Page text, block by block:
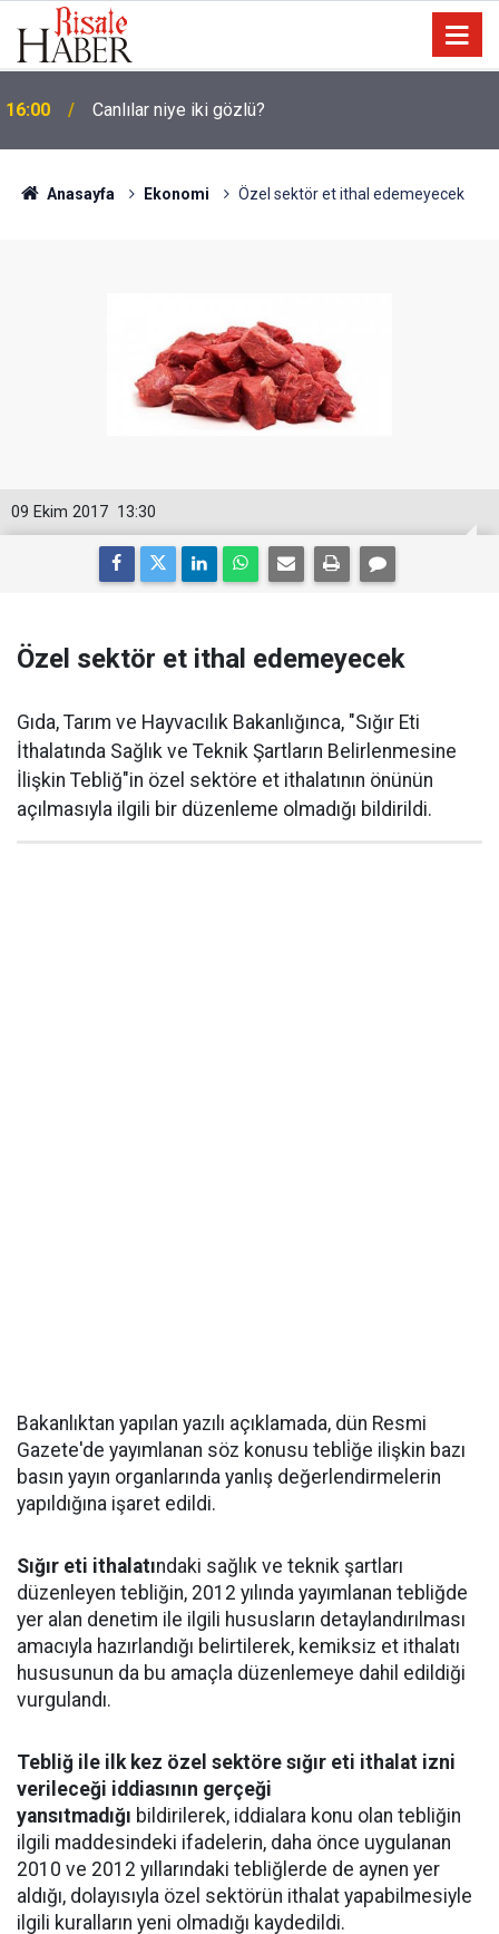
15:35 Sosyal medya, derslerde başarısızlığa yol açıyor
Anasayfa Ekonomi Özel sektör et ithal edemeyecek
13:30
09 Ekim 2017
Özel sektör et ithal edemeyecek
Gıda, Tarım ve Hayvacılık Bakanlığınca, "Sığır Eti
İthalatında Sağlık ve Teknik Şartların Belirlenmesine
İlişkin Tebliğ"in özel sektöre et ithalatının önünün
açılmasıyla ilgili bir düzenleme olmadığı bildirildi.
Bakanlıktan yapılan yazılı açıklamada, dün Resmi
Gazete'de yayımlanan söz konusu tebli̇ğe ilişkin bazı
basın yayın organlarında yanlış değerlendirmelerin
yapıldığına işaret edildi.
Sığır eti ithalatındaki sağlık ve teknik şartları
düzenleyen tebliğin, 2012 yılında yayımlanan tebliğde
yer alan denetim ile ilgili hususların detaylandırılması
amacıyla hazırlandığı belirtilerek, kemiksiz et ithalatı
hususunun da bu amaçla düzenlemeye dahil edildiği
vurgulandı.
Tebliğ ile ilk kez özel sektöre sığır eti ithalat izni
verileceği iddiasının gerçeği
yansıtmadığı bildirilerek, iddialara konu olan tebliğin
ilgili maddesindeki ifadelerin, daha önce uygulanan
2010 ve 2012 yıllarındaki tebliğlerde de aynen yer
aldığı, dolayısıyla özel sektörün ithalat yapabilmesiyle
ilgili kuralların yeni olmadığı kaydedildi.